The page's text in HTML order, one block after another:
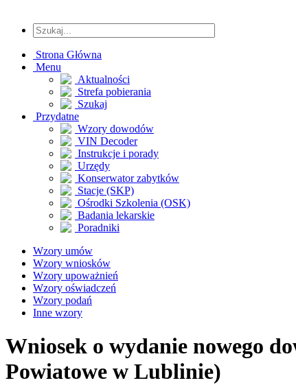
Strona Główna
Menu
Aktualności
Strefa pobierania
Szukaj
Przydatne
Wzory dowodów
VIN Decoder
Instrukcje i porady
Urzędy
Konserwator zabytków
Stacje (SKP)
Ośrodki Szkolenia (OSK)
Badania lekarskie
Poradniki
Wzory umów
Wzory wniosków
Wzory upoważnień
Wzory oświadczeń
Wzory podań
Inne wzory
Wniosek o wydanie nowego
Powiatowe w Lublinie)